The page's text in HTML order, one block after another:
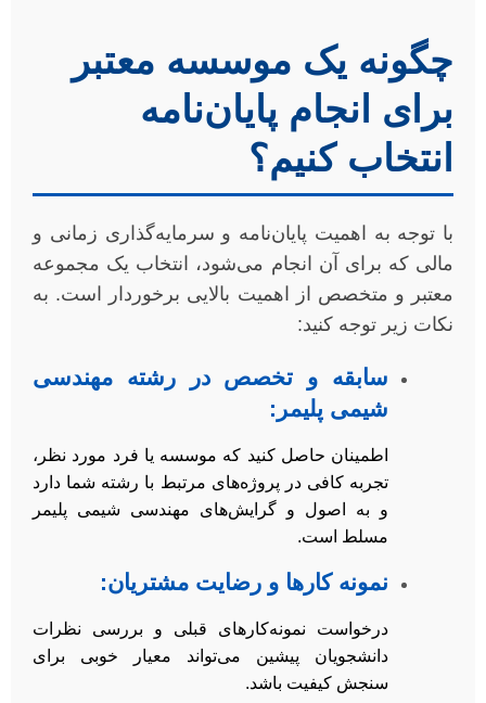
چگونه یک موسسه معتبر
برای انجام پایان‌نامه
انتخاب کنیم؟
با توجه به اهمیت پایان‌نامه و سرمایه‌گذاری زمانی و
مالی که برای آن انجام می‌شود، انتخاب یک مجموعه
معتبر و متخصص از اهمیت بالایی برخوردار است. به
نکات زیر توجه کنید:
سابقه و تخصص در رشته مهندسی
شیمی پلیمر:
اطمینان حاصل کنید که موسسه یا فرد مورد نظر،
تجربه کافی در پروژه‌های مرتبط با رشته شما دارد
و به اصول و گرایش‌های مهندسی شیمی پلیمر
مسلط است.
نمونه کارها و رضایت مشتریان:
درخواست نمونه‌کارهای قبلی و بررسی نظرات
دانشجویان پیشین می‌تواند معیار خوبی برای
سنجش کیفیت باشد.